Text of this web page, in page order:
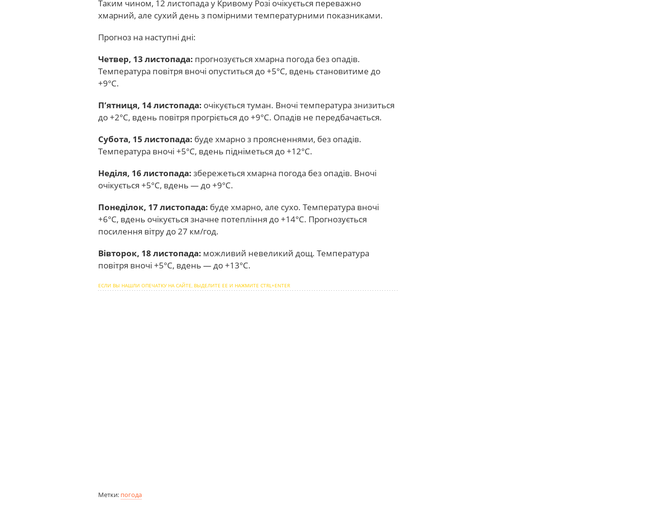
Таким чином, 12 листопада у Кривому Розі очікується переважно
хмарний, але сухий день з помірними температурними показниками.
Прогноз на наступні дні:
Четвер, 13 листопада: прогнозується хмарна погода без опадів.
Температура повітря вночі опуститься до +5°С, вдень становитиме до
+9°С.
П’ятниця, 14 листопада: очікується туман. Вночі температура знизиться
до +2°С, вдень повітря прогріється до +9°С. Опадів не передбачається.
Субота, 15 листопада: буде хмарно з проясненнями, без опадів.
Температура вночі +5°С, вдень підніметься до +12°С.
Неділя, 16 листопада: збережеться хмарна погода без опадів. Вночі
очікується +5°С, вдень — до +9°С.
Понеділок, 17 листопада: буде хмарно, але сухо. Температура вночі
+6°С, вдень очікується значне потепління до +14°С. Прогнозується
посилення вітру до 27 км/год.
Вівторок, 18 листопада: можливий невеликий дощ. Температура
повітря вночі +5°С, вдень — до +13°С.
ЕСЛИ ВЫ НАШЛИ ОПЕЧАТКУ НА САЙТЕ, ВЫДЕЛИТЕ ЕЕ И НАЖМИТЕ CTRL+ENTER
Метки: погода